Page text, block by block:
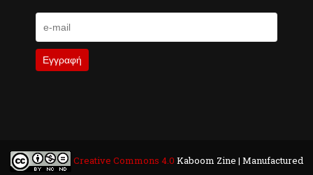
Creative Commons 4.0 Kaboom Zine | Manufactured